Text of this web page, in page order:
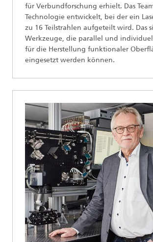
für Verbundforschung erhielt. Das
Technologie entwickelt, bei der ein
zu 16 Teilstrahlen aufgeteilt wird. Das
Werkzeuge, die parallel und
für die Herstellung funktionaler
eingesetzt werden können.